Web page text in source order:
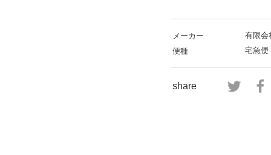
メーカー
有限会
便種
宅急便
share